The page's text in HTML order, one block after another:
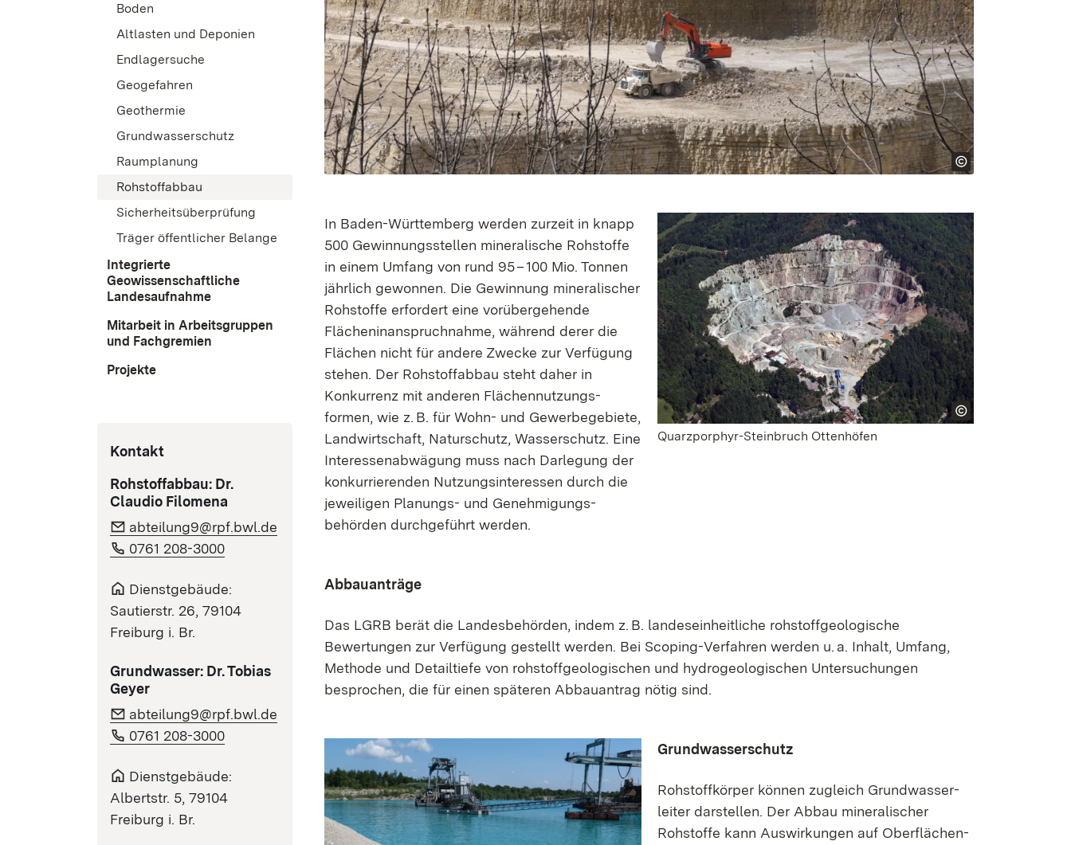
Boden
Altlasten und Deponien
Endlagersuche
Geogefahren
Geothermie
Grundwasserschutz
Raumplanung
Rohstoffabbau
Sicherheitsüberprüfung
Träger öffentlicher Belange
Integrierte
Geowissenschaftliche
Landesaufnahme
Mitarbeit in Arbeitsgruppen
und Fachgremien
Projekte
Kontakt
Rohstoffabbau: Dr.
Claudio Filomena
abteilung9@rpf.bwl.de
0761 208-3000
Dienstgebäude:
Sautierstr. 26, 79104
Freiburg i. Br.
Grundwasser: Dr. Tobias
Geyer
abteilung9@rpf.bwl.de
0761 208-3000
Dienstgebäude:
Albertstr. 5, 79104
Freiburg i. Br.
In Baden-Württemberg werden zurzeit in knapp
500 Ge­win­nungs­­­­­­stellen mineralische Rohstoffe
in einem Umfang von rund 95 – 100 Mio. Tonnen
jährlich gewonnen. Die Gewinnung mineralischer
Roh­stoffe erfordert eine vorüber­­gehende
Flächen­­­­­­­­­­­­­inanspruch­­­nahme, während derer die
Flächen nicht für andere Zwecke zur Verfügung
stehen. Der Rohstoff­­abbau steht daher in
Konkurrenz mit anderen Flächen­­­­­­­­­­nutzungs­­­­­­­­
formen, wie z. B. für Wohn- und Gewerbe­­­­­­gebiete,
Land­wirtschaft, Natur­schutz, Wasser­­schutz. Eine
Interessen­­­­­abwägung muss nach Darlegung der
kon­kur­rie­­renden Nutzungs­­­­­interessen durch die
jeweiligen Planungs- und Genehmigungs­­­­­­­­­­­­­­
behörden durchgeführt werden.
Quarzporphyr-Steinbruch Ottenhöfen
Abbauanträge
Das LGRB berät die Landes­behörden, indem z. B. landes­­einheitliche rohstoff­­geologische
Bewertungen zur Verfügung gestellt werden. Bei Scoping-Verfahren werden u. a. Inhalt, Umfang,
Methode und Detailtiefe von rohstoff­­­­geologischen und hydro­­­geologischen Untersuchungen
besprochen, die für einen späteren Abbau­antrag nötig sind.
Grundwasserschutz
Rohstoff­körper können zugleich Grund­wasser­
leiter darstellen. Der Abbau mineralischer
Rohstoffe kann Aus­wirkungen auf Oberflächen­